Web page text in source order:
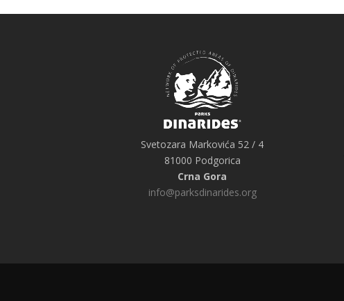
Svetozara Markovića 52 / 4
81000 Podgorica
Crna Gora
info@parksdinarides.org